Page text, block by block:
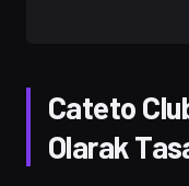
Cateto
Olarak